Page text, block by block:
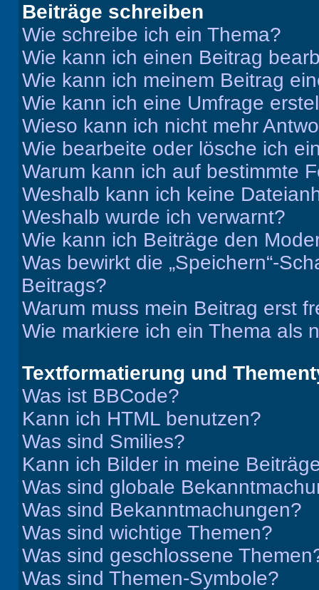
Beiträge schreiben
Wie schreibe ich ein Thema?
Wie kann ich einen Beitrag
Wie kann ich meinem Beitrag
Wie kann ich eine Umfrage
Wieso kann ich nicht mehr
Wie bearbeite oder lösche ich
Warum kann ich auf bestimmte
Weshalb kann ich keine
Weshalb wurde ich verwarnt?
Wie kann ich Beiträge den
Was bewirkt die „Speichern“-
Beitrags?
Warum muss mein Beitrag erst
Wie markiere ich ein Thema als
Textformatierung und
Was ist BBCode?
Kann ich HTML benutzen?
Was sind Smilies?
Kann ich Bilder in meine
Was sind globale
Was sind Bekanntmachungen?
Was sind wichtige Themen?
Was sind geschlossene
Was sind Themen-Symbole?